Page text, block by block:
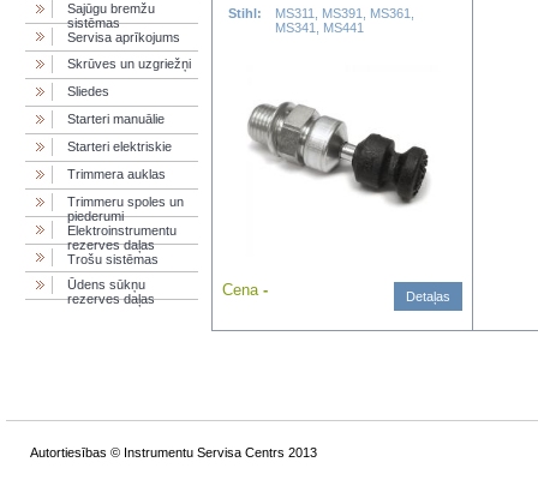
Sajūgu bremžu
sistēmas
Servisa aprīkojums
Skrūves un uzgriežņi
Sliedes
Starteri manuālie
Starteri elektriskie
Trimmera auklas
Trimmeru spoles un
piederumi
Elektroinstrumentu
rezerves daļas
Trošu sistēmas
Ūdens sūkņu
rezerves daļas
Stihl:
MS311, MS391, MS361,
MS341, MS441
Cena - Detaļas
Autortiesības © Instrumentu Servisa Centrs 2013